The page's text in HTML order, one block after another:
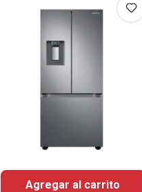
Agregar al carrito